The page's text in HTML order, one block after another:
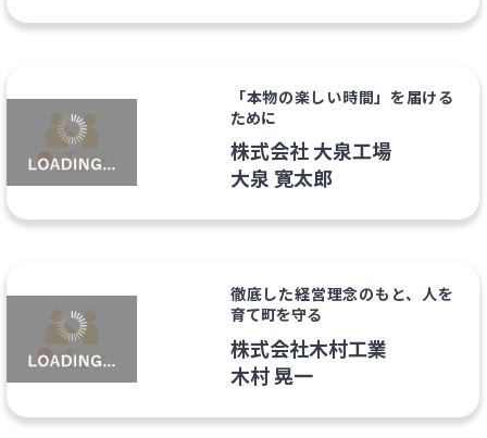
「本物の楽しい時間」を届ける
ために
株式会社 大泉工場
大泉 寛太郎
徹底した経営理念のもと、人を
育て町を守る
株式会社木村工業
木村 晃一